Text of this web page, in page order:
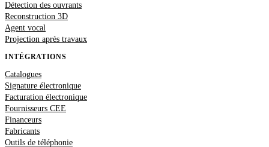
Détection des ouvrants
Reconstruction 3D
Agent vocal
Projection après travaux
INTÉGRATIONS
Catalogues
Signature électronique
Facturation électronique
Fournisseurs CEE
Financeurs
Fabricants
Outils de téléphonie